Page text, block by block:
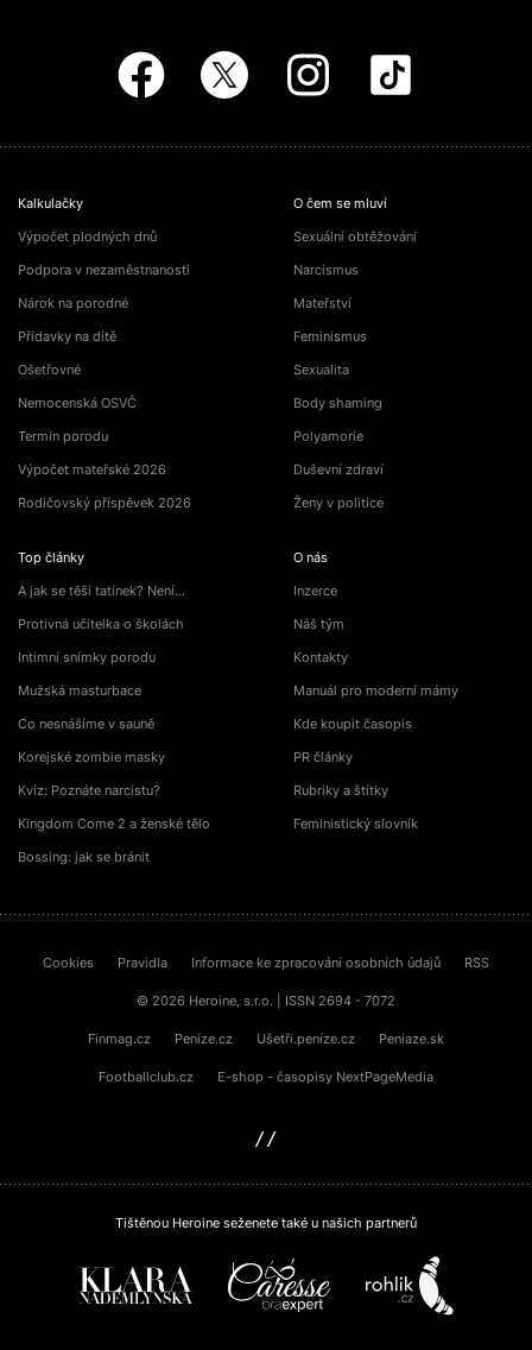
Kalkulačky
Výpočet plodných dnů
Podpora v nezaměstnanosti
Nárok na porodné
Přídavky na dítě
Ošetřovné
Nemocenská OSVČ
Termín porodu
Výpočet mateřské 2026
Rodičovský příspěvek 2026
Top články
A jak se těší tatínek? Není…
Protivná učitelka o školách
Intimní snímky porodu
Mužská masturbace
Co nesnášíme v sauně
Korejské zombie masky
Kvíz: Poznáte narcistu?
Kingdom Come 2 a ženské tělo
Bossing: jak se bránit
O čem se mluví
Sexuální obtěžování
Narcismus
Mateřství
Feminismus
Sexualita
Body shaming
Polyamorie
Duševní zdraví
Ženy v politice
O nás
Inzerce
Náš tým
Kontakty
Manuál pro moderní mámy
Kde koupit časopis
PR články
Rubriky a štítky
Feministický slovník
Cookies Pravidla Informace ke zpracování osobních údajů RSS
© 2026 Heroine, s.r.o. | ISSN 2694 - 7072
Finmag.cz Peníze.cz Ušetři.peníze.cz Peniaze.sk
Footballclub.cz E-shop - časopisy NextPageMedia
Tištěnou Heroine seženete také u našich partnerů